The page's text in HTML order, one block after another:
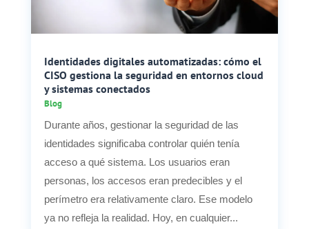
Identidades digitales automatizadas: cómo el
CISO gestiona la seguridad en entornos cloud
y sistemas conectados
Blog
Durante años, gestionar la seguridad de las
identidades significaba controlar quién tenía
acceso a qué sistema. Los usuarios eran
personas, los accesos eran predecibles y el
perímetro era relativamente claro. Ese modelo
ya no refleja la realidad. Hoy, en cualquier...